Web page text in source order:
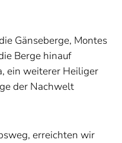
Gänseberge, Montes
Berge hinauf
ein weiterer Heiliger
der Nachwelt
erreichten wir